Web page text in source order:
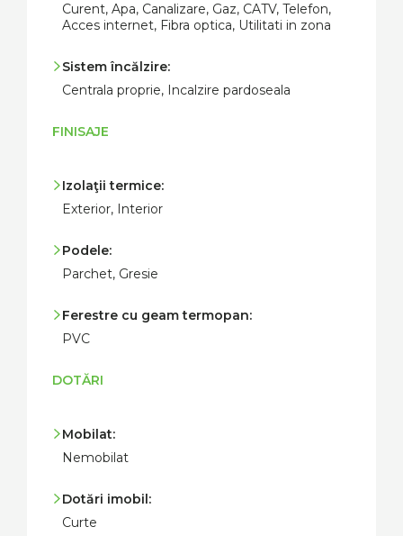
Curent, Apa, Canalizare, Gaz, CATV, Telefon,
Acces internet, Fibra optica, Utilitati in zona
Sistem încălzire:
Centrala proprie, Incalzire pardoseala
FINISAJE
Izolaţii termice:
Exterior, Interior
Podele:
Parchet, Gresie
Ferestre cu geam termopan:
PVC
DOTĂRI
Mobilat:
Nemobilat
Dotări imobil:
Curte